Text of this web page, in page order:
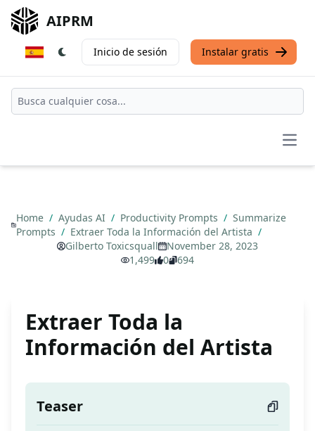
AIPRM
Inicio de sesión Instalar gratis
Home / Ayudas AI / Productivity Prompts / Summarize
Prompts / Extraer Toda la Información del Artista /
Gilberto Toxicsquall
November 28, 2023
1,499
0 694
Extraer Toda la
Información del Artista
Teaser